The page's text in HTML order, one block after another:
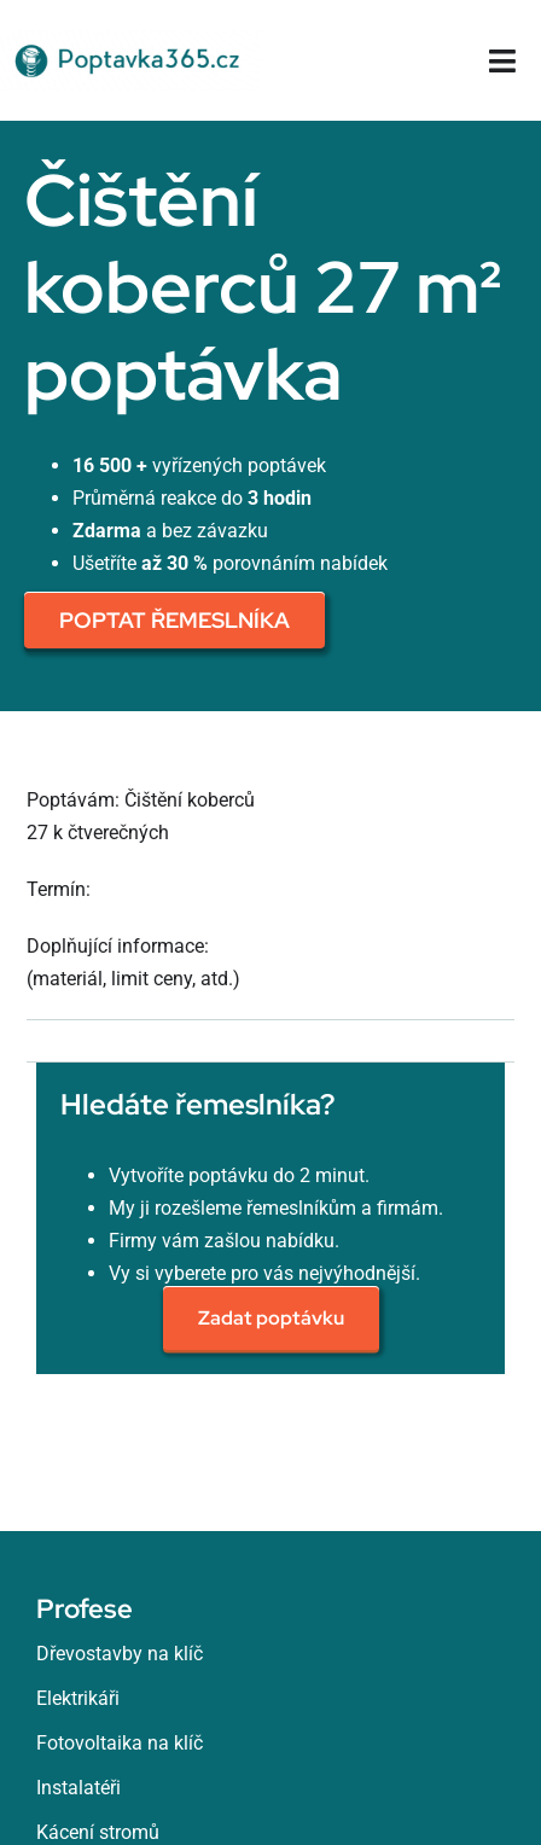
na
obsah
Čištění
koberců 27 m²
poptávka
16 500 + vyřízených poptávek
Průměrná reakce do 3 hodin
Zdarma a bez závazku
Ušetříte až 30 %porovnáním nabídek
POPTAT ŘEMESLNÍKA
Poptávám: Čištění koberců
27 k čtverečných
Termín:
Doplňující informace:
(materiál, limit ceny, atd.)
Hledáte řemeslníka?
Vytvoříte poptávku do 2 minut.
My ji rozešleme řemeslníkům a firmám.
Firmy vám zašlou nabídku.
Vy si vyberete pro vás nejvýhodnější.
Zadat poptávku
Profese
Dřevostavby na klíč
Elektrikáři
Fotovoltaika na klíč
Instalatéři
Kácení stromů